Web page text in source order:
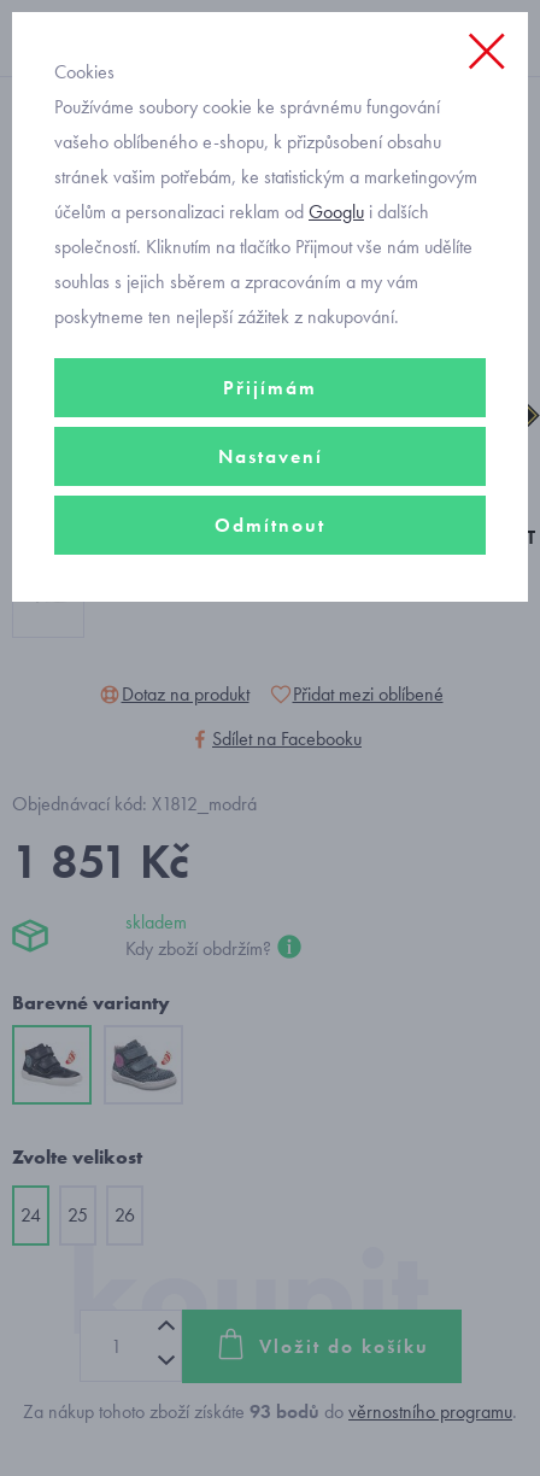
chlapecké
Superfit barefit Superfree
dětské kotníkové boty 1-
000544-8000
BAREFOOT
Dotaz na produkt
Přidat mezi oblíbené
Sdílet na Facebooku
Objednávací kód: X1812_modrá
1 851 Kč
skladem
Kdy zboží obdržím?
Barevné varianty
Zvolte velikost
24 25 26
Vložit do košíku
Za nákup tohoto zboží získáte 93 bodů dověrnostního programu.
Cookies
Používáme soubory cookie ke správnému fungování
vašeho oblíbeného e-shopu, k přizpůsobení obsahu
stránek vašim potřebám, ke statistickým a marketingovým
účelům a personalizaci reklam odGooglu i dalších
společností. Kliknutím na tlačítko Přijmout vše nám udělíte
souhlas s jejich sběrem a zpracováním a my vám
poskytneme ten nejlepší zážitek z nakupování.
Přijímám
Nastavení
Odmítnout